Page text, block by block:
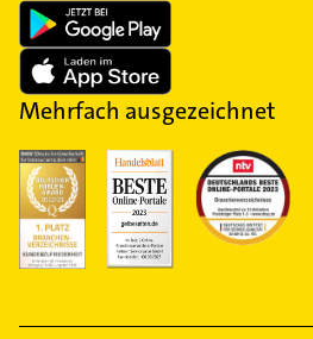
Mehrfach ausgezeichnet